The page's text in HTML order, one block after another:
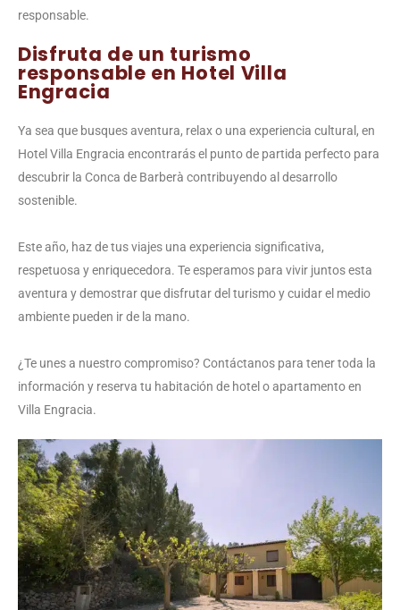
responsable.
Disfruta de un turismo
responsable en Hotel Villa
Engracia
Ya sea que busques aventura, relax o una experiencia cultural, en
Hotel Villa Engracia encontrarás el punto de partida perfecto para
descubrir la Conca de Barberà contribuyendo al desarrollo
sostenible.
Este año, haz de tus viajes una experiencia significativa,
respetuosa y enriquecedora. Te esperamos para vivir juntos esta
aventura y demostrar que disfrutar del turismo y cuidar el medio
ambiente pueden ir de la mano.
¿Te unes a nuestro compromiso? Contáctanos para tener toda la
información y reserva tu habitación de hotel o apartamento en
Villa Engracia.